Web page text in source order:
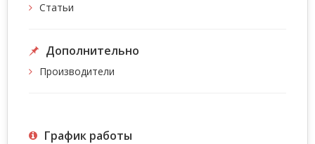
Статьи
Дополнительно
Производители
График работы